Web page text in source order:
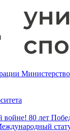
80 лет